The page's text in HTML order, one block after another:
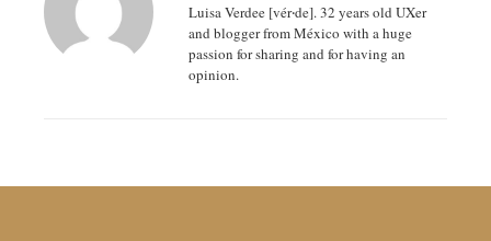
Luisa Verdee [vér‧de]. 32 years old UXer
and blogger from México with a huge
passion for sharing and for having an
opinion.